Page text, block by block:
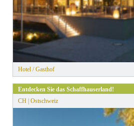
Hotel / Gasthof
Entdecken Sie das Schaffhauserland!
CH | Ostschweiz